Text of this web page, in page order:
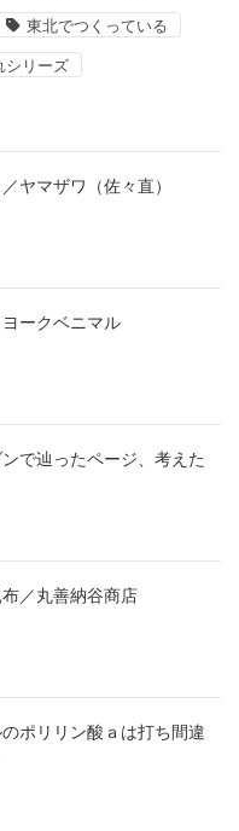
東北でつくっている
シリーズ
ヤマザワ（佐々直）
ークベニマル
で辿ったページ、考えた
／丸善納谷商店
ポリリン酸ａは打ち間違